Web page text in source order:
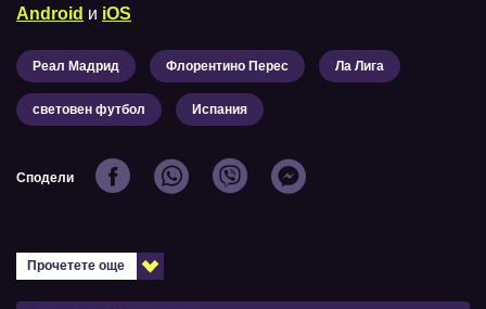
Android и iOS
Реал Мадрид Флорентино Перес Ла Лига
световен футбол Испания
Сподели
Прочетете още